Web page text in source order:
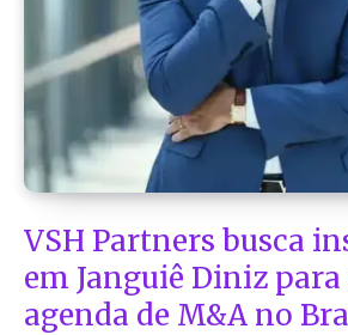
VSH Partners busca
em Janguiê Diniz
agenda de M&A no